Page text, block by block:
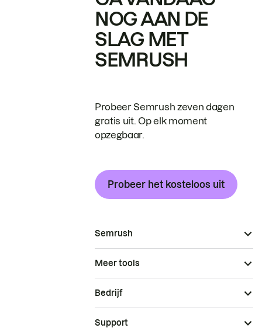
NOG AAN DE
SLAG MET
SEMRUSH
Probeer Semrush zeven dagen
gratis uit. Op elk moment
opzegbaar.
Probeer het kosteloos uit
Semrush
Meer tools
Bedrijf
Support